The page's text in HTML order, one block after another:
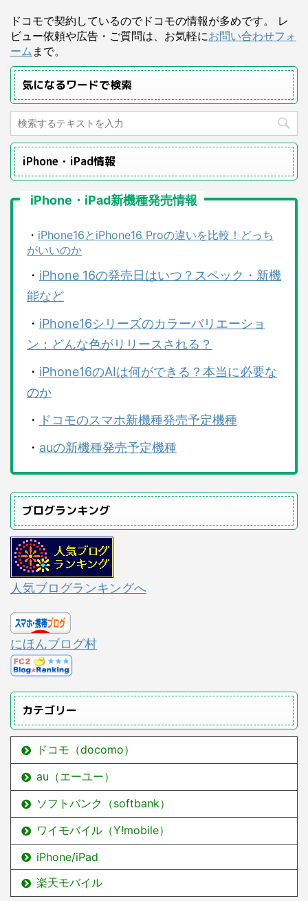
ドコモで契約しているのでドコモの情報が多めです。 レ
ビュー依頼や広告・ご質問は、お気軽にお問い合わせフォ
ーム まで。
気になるワードで検索
iPhone・iPad情報
iPhone・iPad新機種発売情報
・ iPhone16とiPhone16 Proの違いを比較！どっち
がいいのか
・ iPhone 16の発売日はいつ？スペック・新機
能など
・ iPhone16シリーズのカラーバリエーショ
ン：どんな色がリリースされる？
・ iPhone16のAIは何ができる？本当に必要な
のか
・
ドコモのスマホ新機種発売予定機種
・ auの新機種発売予定機種
ブログランキング
人気ブログランキングへ
にほんブログ村
カテゴリー
ドコモ（docomo）
au（エーユー）
ソフトバンク（softbank）
ワイモバイル（Y!mobile）
iPhone/iPad
楽天モバイル